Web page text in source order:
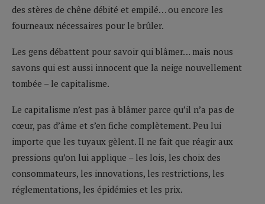
des stères de chêne débité et empilé… ou encore les
fourneaux nécessaires pour le brûler.
Les gens débattent pour savoir qui blâmer… mais nous
savons qui est aussi innocent que la neige nouvellement
tombée – le capitalisme.
Le capitalisme n’est pas à blâmer parce qu’il n’a pas de
cœur, pas d’âme et s’en fiche complètement. Peu lui
importe que les tuyaux gèlent. Il ne fait que réagir aux
pressions qu’on lui applique – les lois, les choix des
consommateurs, les innovations, les restrictions, les
réglementations, les épidémies et les prix.